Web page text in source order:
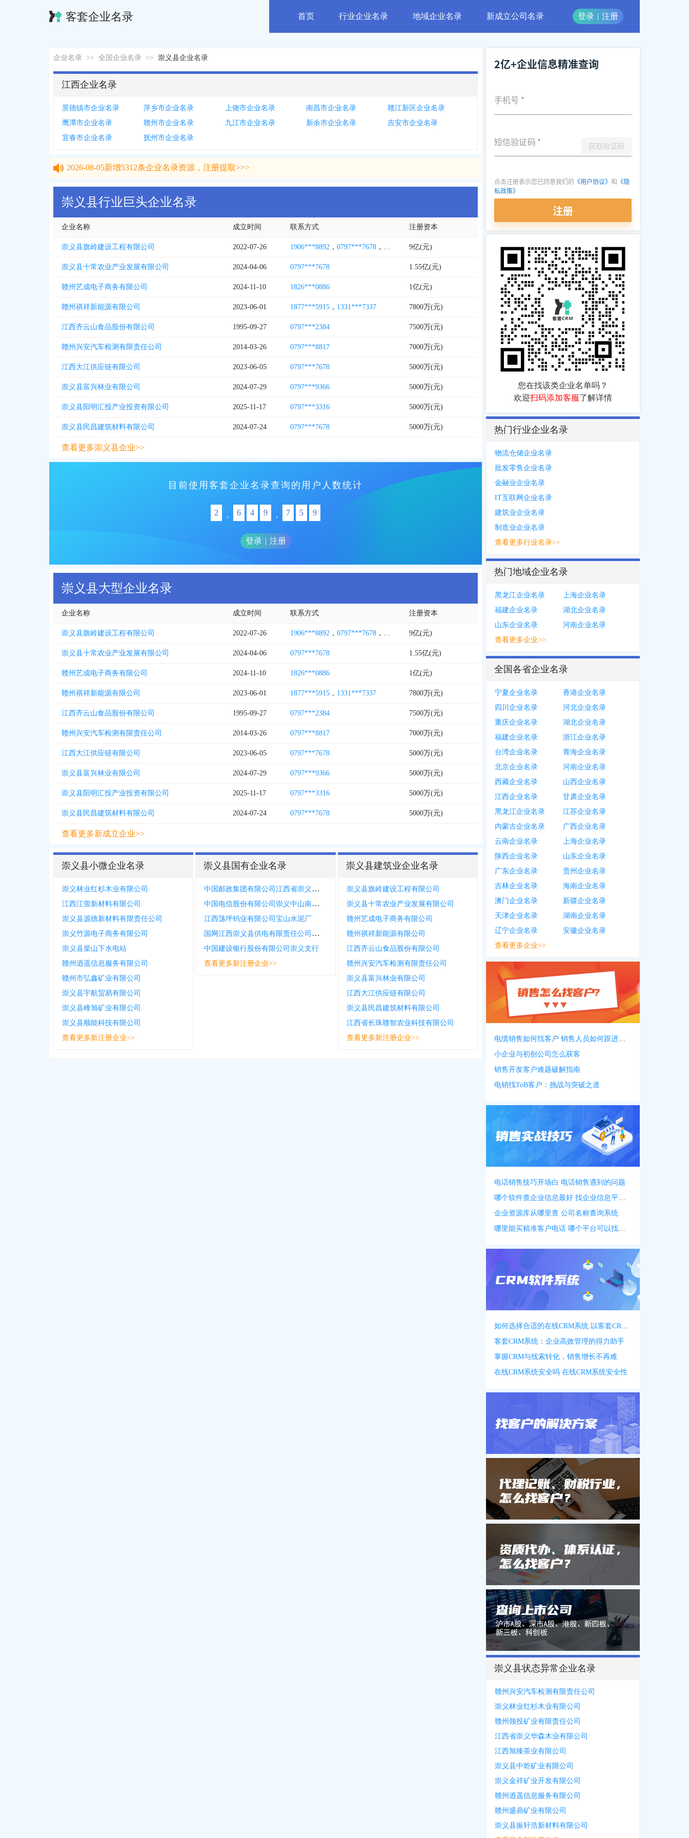
客套企业名录 首页 行业企业名录 地域企业名录 新成立公司名录 登录 | 注册
企业名录 >> 全国企业名录 >> 崇义县企业名录
江西企业名录
景德镇市企业名录 萍乡市企业名录 上饶市企业名录 南昌市企业名录
赣江新区企业名录
鹰潭市企业名录
赣州市企业名录 九江市企业名录 新余市企业名录
吉安市企业名录
宜春市企业名录
抚州市企业名录
崇义县行业巨头企业名录
企业名称 成立时间 联系方式 注册资本
崇义县旗岭建设工程有限公司 2022-07-26 1906***8892 ， 0797***7678 ， 1557***3339
9亿(元)
崇义县十常农业产业发展有限公司 2024-04-06 0797***7678 1.55亿(元)
赣州艺成电子商务有限公司 2024-11-10 1826***0886 1亿(元)
赣州祺祥新能源有限公司 2023-06-01 1877***5915 ， 1331***7337 7800万(元)
江西齐云山食品股份有限公司 1995-09-27 0797***2384 7500万(元)
赣州兴安汽车检测有限责任公司 2014-03-26 0797***8817 7000万(元)
江西大江供应链有限公司 2023-06-05 0797***7678 5000万(元)
崇义县富兴林业有限公司 2024-07-29 0797***9366 5000万(元)
崇义县阳明汇投产业投资有限公司 2025-11-17 0797***3316 5000万(元)
崇义县民昌建筑材料有限公司 2024-07-24 0797***7678 5000万(元)
查看更多崇义县企业>>
目前使用客套企业名录查询的用户人数统计
2 , 6 4 9 , 7 5 9
登录 | 注册
崇义县大型企业名录
企业名称 成立时间 联系方式 注册资本
崇义县旗岭建设工程有限公司 2022-07-26 1906***8892 ， 0797***7678 ， 1557***3339
9亿(元)
崇义县十常农业产业发展有限公司 2024-04-06 0797***7678 1.55亿(元)
赣州艺成电子商务有限公司 2024-11-10 1826***0886 1亿(元)
赣州祺祥新能源有限公司 2023-06-01 1877***5915 ， 1331***7337 7800万(元)
江西齐云山食品股份有限公司 1995-09-27 0797***2384 7500万(元)
赣州兴安汽车检测有限责任公司 2014-03-26 0797***8817 7000万(元)
江西大江供应链有限公司 2023-06-05 0797***7678 5000万(元)
崇义县富兴林业有限公司 2024-07-29 0797***9366 5000万(元)
崇义县阳明汇投产业投资有限公司 2025-11-17 0797***3316 5000万(元)
崇义县民昌建筑材料有限公司 2024-07-24 0797***7678 5000万(元)
查看更多新成立企业>>
崇义县小微企业名录
崇义林业红杉木业有限公司
江西江萤新材料有限公司
崇义县源德新材料有限责任公司
崇义竹源电子商务有限公司
崇义县柴山下水电站
赣州逍遥信息服务有限公司
赣州市弘鑫矿业有限公司
崇义县宇航贸易有限公司
崇义县峰旭矿业有限公司
崇义县顺能科技有限公司
查看更多新注册企业>>
崇义县国有企业名录
中国邮政集团有限公司江西省崇义县集邮报刊门市部
中国电信股份有限公司崇义中山南路营业厅
江西荡坪钨业有限公司宝山水泥厂
国网江西崇义县供电有限责任公司城区供电所
中国建设银行股份有限公司崇义支行
查看更多新注册企业>>
崇义县建筑业企业名录
崇义县旗岭建设工程有限公司
崇义县十常农业产业发展有限公司
赣州艺成电子商务有限公司
赣州祺祥新能源有限公司
江西齐云山食品股份有限公司
赣州兴安汽车检测有限责任公司
崇义县富兴林业有限公司
江西大江供应链有限公司
崇义县民昌建筑材料有限公司
江西省长珠赣智农业科技有限公司
查看更多新注册企业>>
2亿+企业信息精准查询
手机号 *
短信验证码 * 获取验证码
点击注册表示您已同意我们的 《用户协议》 和 《隐
私政策》
注册
您在找该类企业名单吗？
欢迎扫码添加客服了解详情
热门行业企业名录
物流仓储企业名录
批发零售企业名录
金融业企业名录
IT互联网企业名录
建筑业企业名录
制造业企业名录
查看更多行业名录>>
热门地域企业名录
黑龙江企业名录
上海企业名录
福建企业名录
湖北企业名录
山东企业名录
河南企业名录
查看更多企业>>
全国各省企业名录
宁夏企业名录
香港企业名录
四川企业名录
河北企业名录
重庆企业名录
湖北企业名录
福建企业名录
浙江企业名录
台湾企业名录
青海企业名录
北京企业名录
河南企业名录
西藏企业名录
山西企业名录
江西企业名录
甘肃企业名录
黑龙江企业名录
江苏企业名录
内蒙古企业名录
广西企业名录
云南企业名录
上海企业名录
陕西企业名录
山东企业名录
广东企业名录
贵州企业名录
吉林企业名录
海南企业名录
澳门企业名录
新疆企业名录
天津企业名录
湖南企业名录
辽宁企业名录
安徽企业名录
查看更多企业>>
电缆销售如何找客户 销售人员如何跟进客户
小企业与初创公司怎么获客
销售开发客户难题破解指南
电销找ToB客户：挑战与突破之道
电话销售技巧开场白 电话销售遇到的问题
哪个软件查企业信息最好 找企业信息平台 app
企业资源库从哪里查 公司名称查询系统
哪里能买精准客户电话 哪个平台可以找客户资源
如何选择合适的在线CRM系统:以客套CRM系统为例
客套CRM系统：企业高效管理的得力助手
掌握CRM与线索转化，销售增长不再难
在线CRM系统安全吗 在线CRM系统安全性
崇义县状态异常企业名录
赣州兴安汽车检测有限责任公司
崇义林业红杉木业有限公司
赣州领投矿业有限责任公司
江西省崇义华森木业有限公司
江西旭臻茶业有限公司
崇义县中乾矿业有限公司
崇义金祥矿业开发有限公司
赣州逍遥信息服务有限公司
赣州盛鼎矿业有限公司
崇义县振轩浩新材料有限公司